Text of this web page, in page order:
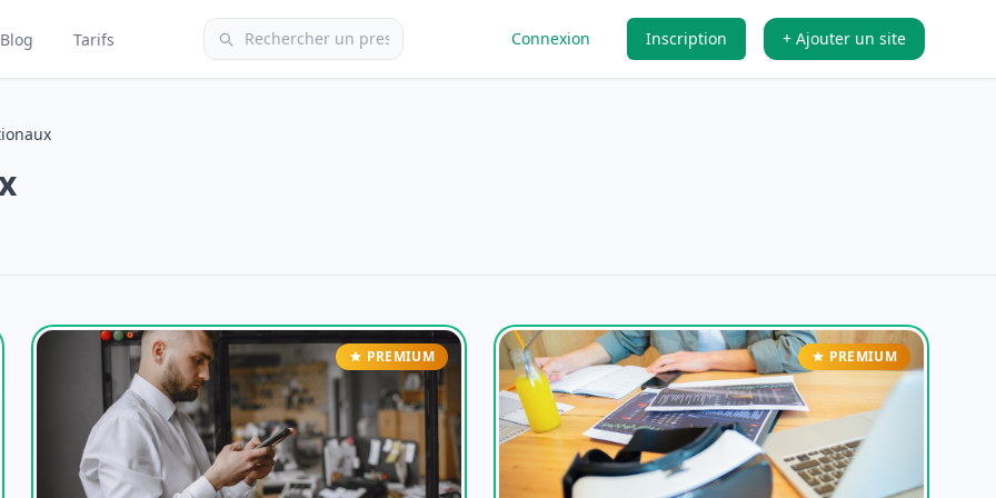
Blog Tarifs Connexion Inscription + Ajouter un site
PREMIUM PREMIUM